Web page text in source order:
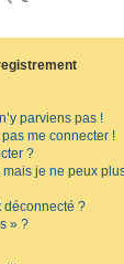
parviens pas !
me connecter !
?
je ne peux
déconnecté ?
» ?